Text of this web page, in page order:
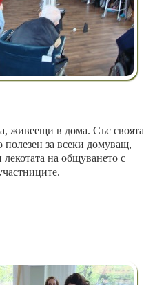
живеещи в дома. Със своята
за всеки домуващ,
на общуването с